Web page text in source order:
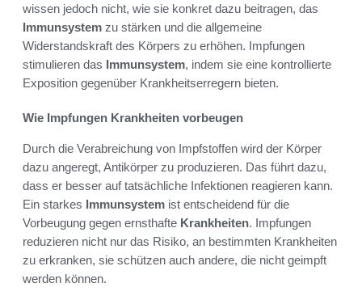
wissen jedoch nicht, wie sie konkret dazu beitragen, das
Immunsystem zu stärken und die allgemeine
Widerstandskraft des Körpers zu erhöhen. Impfungen
stimulieren das Immunsystem, indem sie eine kontrollierte
Exposition gegenüber Krankheitserregern bieten.
Wie Impfungen Krankheiten vorbeugen
Durch die Verabreichung von Impfstoffen wird der Körper
dazu angeregt, Antikörper zu produzieren. Das führt dazu,
dass er besser auf tatsächliche Infektionen reagieren kann.
Ein starkes Immunsystem ist entscheidend für die
Vorbeugung gegen ernsthafte Krankheiten. Impfungen
reduzieren nicht nur das Risiko, an bestimmten Krankheiten
zu erkranken, sie schützen auch andere, die nicht geimpft
werden können.